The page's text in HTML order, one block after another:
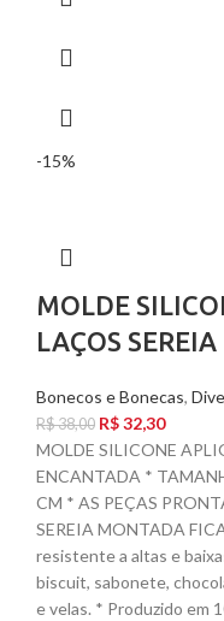
-15%
MOLDE
LAÇOS
Bonecos e Bonecas,
R$38,00 R$32,30
MOLDE SILICONE
ENCANTADA *
CM * AS PEÇAS
SEREIA MONTADA
resistente a altas e
biscuit, sabonete,
e velas. * Produzido em